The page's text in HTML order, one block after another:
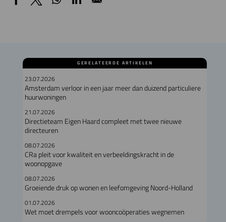
GERELATEERDE ARTIKELEN
23.07.2026
Amsterdam verloor in een jaar meer dan duizend particuliere
huurwoningen
21.07.2026
Directieteam Eigen Haard compleet met twee nieuwe
directeuren
08.07.2026
CRa pleit voor kwaliteit en verbeeldingskracht in de
woonopgave
08.07.2026
Groeiende druk op wonen en leefomgeving Noord-Holland
01.07.2026
Wet moet drempels voor wooncoöperaties wegnemen